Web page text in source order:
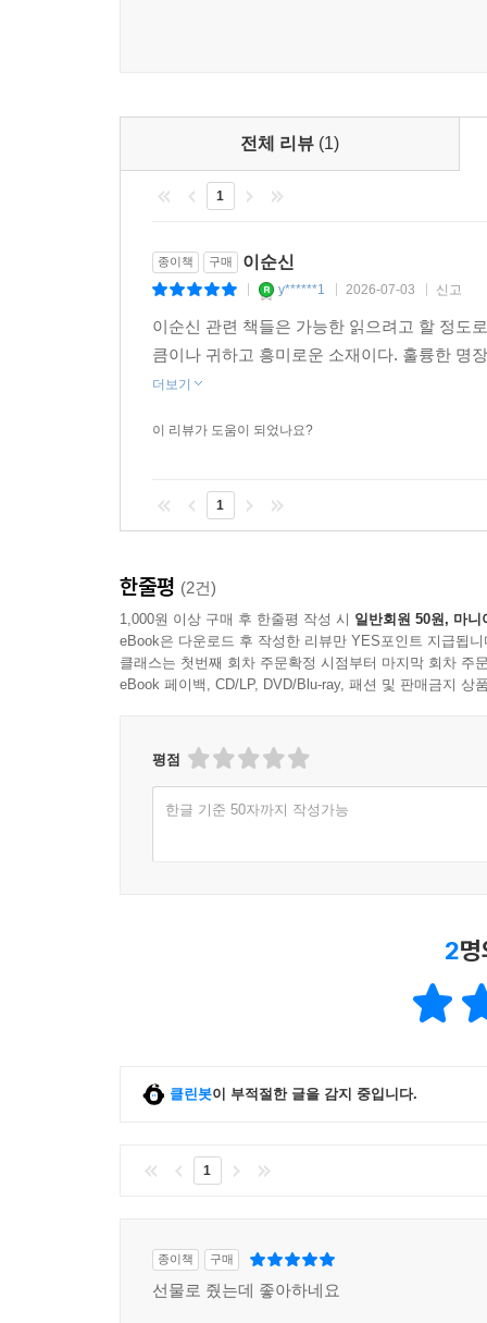
전체 리뷰 (1)
1
종이책 구매 이순신
y******1 2026-07-03 신고
이순신 관련 책들은 가능한 읽으려고 할 정도
큼이나 귀하고 흥미로운 소재이다. 훌륭한 명
더보기
이 리뷰가 도움이 되었나요?
1
한줄평 (2건)
1,000원 이상 구매 후 한줄평 작성 시 일반회원 50원, 마니
eBook은 다운로드 후 작성한 리뷰만 YES포인트 지급됩니
클래스는 첫번째 회차 주문확정 시점부터 마지막 회차 주
eBook 페이백, CD/LP, DVD/Blu-ray, 패션 및 판매금지 상
평점
한글 기준 50자까지 작성가능
2
클린봇이 부적절한 글을 감지 중입니다.
1
종이책 구매
선물로 줬는데 좋아하네요